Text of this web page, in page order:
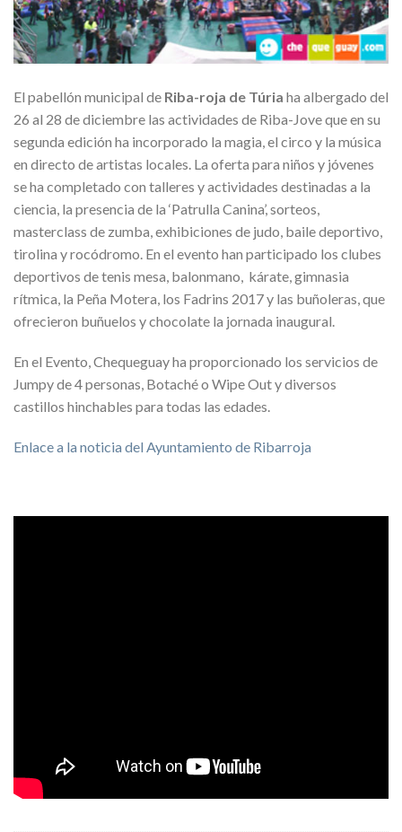
El pabellón municipal de Riba-roja de Túria ha albergado del
26 al 28 de diciembre las actividades de Riba-Jove que en su
segunda edición ha incorporado la magia, el circo y la música
en directo de artistas locales. La oferta para niños y jóvenes
se ha completado con talleres y actividades destinadas a la
ciencia, la presencia de la ‘Patrulla Canina’, sorteos,
masterclass de zumba, exhibiciones de judo, baile deportivo,
tirolina y rocódromo. En el evento han participado los clubes
deportivos de tenis mesa, balonmano, kárate, gimnasia
rítmica, la Peña Motera, los Fadrins 2017 y las buñoleras, que
ofrecieron buñuelos y chocolate la jornada inaugural.
En el Evento, Chequeguay ha proporcionado los servicios de
Jumpy de 4 personas, Botaché o Wipe Out y diversos
castillos hinchables para todas las edades.
Enlace a la noticia del Ayuntamiento de Ribarroja